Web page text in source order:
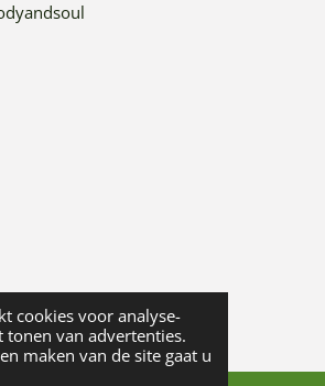
cookies voor analyse-
van advertenties.
maken van de site gaat u